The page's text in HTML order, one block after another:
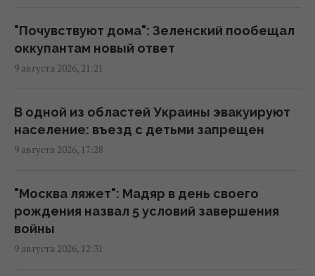
06:36 понедельник, 10 августа 2026
Трагедия семьи Вороновых: российская
02:58 понедельник, 10 августа 2026
Украина готовит Чернобыль к очередной
Spiegel
00:08 понедельник, 10 августа 2026
КГГА: информация о "технике ВСУ" на
"Почувствуют дома": Зеленский пообещал
оккупантам новый ответ
9 августа 2026, 21:21
В одной из областей Украины эвакуируют
население: въезд с детьми запрещен
9 августа 2026, 17:28
"Москва ляжет": Мадяр в день своего
рождения назва л 5 условий завершения
войны
9 августа 2026, 12:31